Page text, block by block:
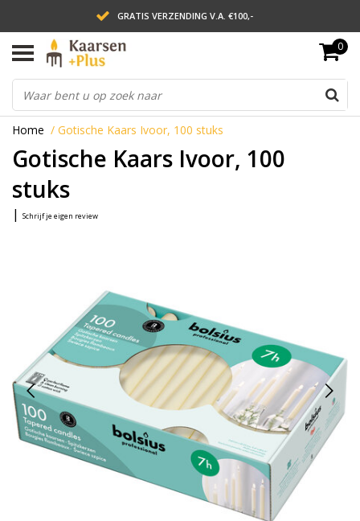
GRATIS VERZENDING V.A. €100,-
LEVERING BINNEN 2 WERKDAGEN
ACHTERAF BETALEN VIA AFTERPAY
0
Home / Gotische Kaars Ivoor, 100 stuks
Gotische Kaars Ivoor, 100
stuks
| Schrijf je eigen review